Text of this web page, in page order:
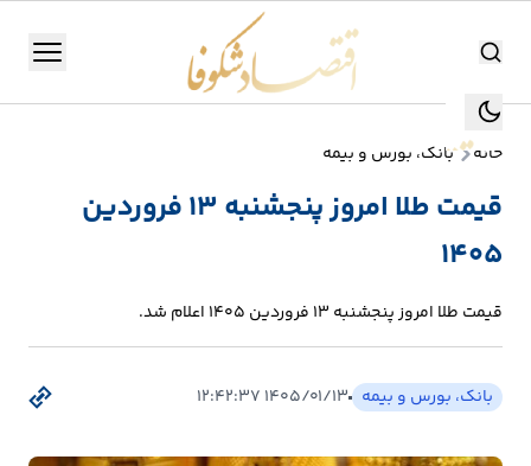
جستجو جستجو
منو
تولید
صنعت
انرژی
بانک،
خانه بانک، بورس و بیمه
قیمت طلا امروز پنجشنبه ۱۳ فروردین
۱۴۰۵
قیمت طلا امروز پنجشنبه ۱۳ فروردین ۱۴۰۵ اعلام شد.
بانک، بورس و بیمه ۱۴۰۵/۰۱/۱۳ ۱۲:۴۲:۳۷